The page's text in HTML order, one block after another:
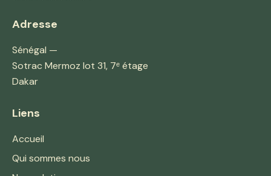
Adresse
Sénégal —
Sotrac Mermoz lot 31, 7ᵉ étage
Dakar
Liens
Accueil
Qui sommes nous